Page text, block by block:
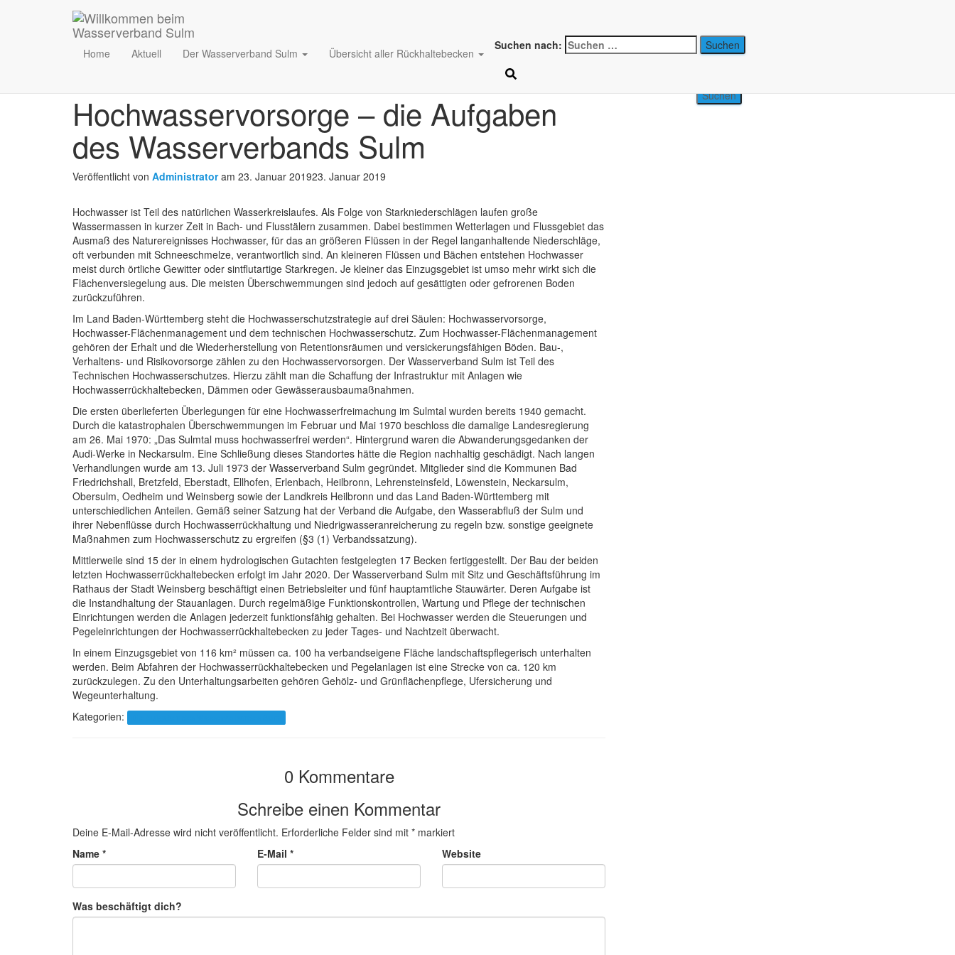
Home Aktuell Der Wasserverband Sulm Übersicht aller Rückhaltebecken
Suchen nach:
Hochwasservorsorge – die Aufgaben
des Wasserverbands Sulm
Veröffentlicht von Administratoram 23. Januar 201923. Januar 2019
Hochwasser ist Teil des natürlichen Wasserkreislaufes. Als Folge von Starkniederschlägen laufen große
Wassermassen in kurzer Zeit in Bach- und Flusstälern zusammen. Dabei bestimmen Wetterlagen und Flussgebiet das
Ausmaß des Naturereignisses Hochwasser, für das an größeren Flüssen in der Regel langanhaltende Niederschläge,
oft verbunden mit Schneeschmelze, verantwortlich sind. An kleineren Flüssen und Bächen entstehen Hochwasser
meist durch örtliche Gewitter oder sintflutartige Starkregen. Je kleiner das Einzugsgebiet ist umso mehr wirkt sich die
Flächenversiegelung aus. Die meisten Überschwemmungen sind jedoch auf gesättigten oder gefrorenen Boden
zurückzuführen.
Im Land Baden-Württemberg steht die Hochwasserschutzstrategie auf drei Säulen: Hochwasservorsorge,
Hochwasser-Flächenmanagement und dem technischen Hochwasserschutz. Zum Hochwasser-Flächenmanagement
gehören der Erhalt und die Wiederherstellung von Retentionsräumen und versickerungsfähigen Böden. Bau-,
Verhaltens- und Risikovorsorge zählen zu den Hochwasservorsorgen. Der Wasserverband Sulm ist Teil des
Technischen Hochwasserschutzes. Hierzu zählt man die Schaffung der Infrastruktur mit Anlagen wie
Hochwasserrückhaltebecken, Dämmen oder Gewässerausbaumaßnahmen.
Die ersten überlieferten Überlegungen für eine Hochwasserfreimachung im Sulmtal wurden bereits 1940 gemacht.
Durch die katastrophalen Überschwemmungen im Februar und Mai 1970 beschloss die damalige Landesregierung
am 26. Mai 1970: „Das Sulmtal muss hochwasserfrei werden“. Hintergrund waren die Abwanderungsgedanken der
Audi-Werke in Neckarsulm. Eine Schließung dieses Standortes hätte die Region nachhaltig geschädigt. Nach langen
Verhandlungen wurde am 13. Juli 1973 der Wasserverband Sulm gegründet. Mitglieder sind die Kommunen Bad
Friedrichshall, Bretzfeld, Eberstadt, Ellhofen, Erlenbach, Heilbronn, Lehrensteinsfeld, Löwenstein, Neckarsulm,
Obersulm, Oedheim und Weinsberg sowie der Landkreis Heilbronn und das Land Baden-Württemberg mit
unterschiedlichen Anteilen. Gemäß seiner Satzung hat der Verband die Aufgabe, den Wasserabfluß der Sulm und
ihrer Nebenflüsse durch Hochwasserrückhaltung und Niedrigwasseranreicherung zu regeln bzw. sonstige geeignete
Maßnahmen zum Hochwasserschutz zu ergreifen (§3 (1) Verbandssatzung).
Mittlerweile sind 15 der in einem hydrologischen Gutachten festgelegten 17 Becken fertiggestellt. Der Bau der beiden
letzten Hochwasserrückhaltebecken erfolgt im Jahr 2020. Der Wasserverband Sulm mit Sitz und Geschäftsführung im
Rathaus der Stadt Weinsberg beschäftigt einen Betriebsleiter und fünf hauptamtliche Stauwärter. Deren Aufgabe ist
die Instandhaltung der Stauanlagen. Durch regelmäßige Funktionskontrollen, Wartung und Pflege der technischen
Einrichtungen werden die Anlagen jederzeit funktionsfähig gehalten. Bei Hochwasser werden die Steuerungen und
Pegeleinrichtungen der Hochwasserrückhaltebecken zu jeder Tages- und Nachtzeit überwacht.
In einem Einzugsgebiet von 116 km² müssen ca. 100 ha verbandseigene Fläche landschaftspflegerisch unterhalten
werden. Beim Abfahren der Hochwasserrückhaltebecken und Pegelanlagen ist eine Strecke von ca. 120 km
zurückzulegen. Zu den Unterhaltungsarbeiten gehören Gehölz- und Grünflächenpflege, Ufersicherung und
Wegeunterhaltung.
Kategorien:
0 Kommentare
Schreibe einen Kommentar
Deine E-Mail-Adresse wird nicht veröffentlicht. Erforderliche Felder sind mit * markiert
Name * E-Mail * Website
Was beschäftigt dich?
Suchen nach: